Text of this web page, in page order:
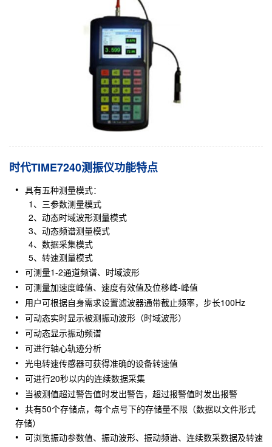
时代TIME7240测振仪功能特点
具有五种测量模式：
1、三参数测量模式
2、动态时域波形测量模式
3、动态频谱测量模式
4、数据采集模式
5、转速测量模式
可测量1-2通道频谱、时域波形
可测量加速度峰值、速度有效值及位移峰-峰值
用户可根据自身需求设置滤波器通带截止频率，步长100Hz
可动态实时显示被测振动波形（时域波形）
可动态显示振动频谱
可进行轴心轨迹分析
光电转速传感器可获得准确的设备转速值
可进行20秒以内的连续数据采集
当被测值超过警告值时发出警告，超过报警值时发出报警
共有50个存储点，每个点号下的存储量不限（数据以文件形式
存储）
可浏览振动参数值、振动波形、振动频谱、连续数采数据及转速